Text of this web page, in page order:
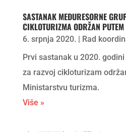
SASTANAK MEĐURESORNE
CIKLOTURIZMA ODRŽAN PUTEM
6. srpnja 2020. | Rad
Prvi sastanak u 2020.
za razvoj cikloturizam
Ministarstvu turizma.
Više »